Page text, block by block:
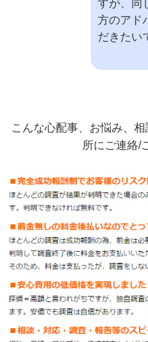
すが、同
方のアド
だきたい
こんな心配事、お悩み、
所にご連絡/